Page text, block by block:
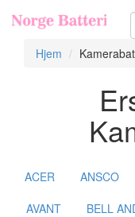
Hjem
ACER ANSCO
AVANT
BELL